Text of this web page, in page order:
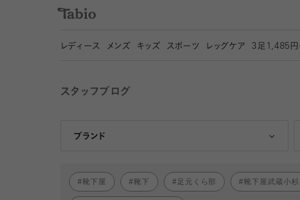
レディース メンズ キッズ スポーツ レッグケア 3 足1,485円
スタッフブログ
ブランド
Tabio
靴下屋 靴下 足元くら部 靴下屋武蔵小